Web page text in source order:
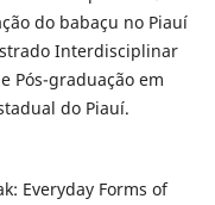
do babaçu no Piauí
Interdisciplinar
Pós-graduação em
do Piauí.
Everyday Forms of